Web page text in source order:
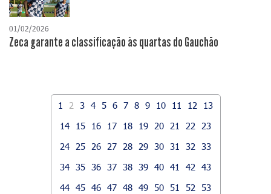
01/02/2026
Zeca garante a classificação às quartas do Gauchão
1 2 3 4 5 6 7 8 9 10 11 12
13
14
15 16 17 18 19 20 21 22
23
24
25 26 27 28 29 30 31 32
33
34 35 36 37 38 39 40 41 42
43
44 45 46 47 48 49 50 51 52
53